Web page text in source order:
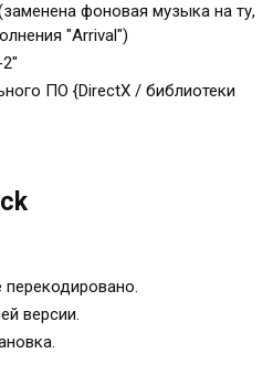
фоновая музыка на ту,
"Arrival")
ПО {DirectX / библиотеки
версии.